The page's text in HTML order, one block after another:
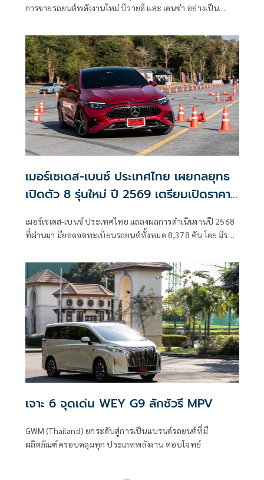
การขายรถยนต์พลังงานใหม่ บีวายดี และ เดนซ่า อย่างเป็น
เมอร์เซเดส-เบนซ์ ประเทศไทย เผยกลยุทธ
เปิดตัว 8 รุ่นใหม่ ปี 2569 เตรียมเปิดราคา
เมอร์เซเดส-เบนซ์ ประเทศไทย แถลงผลการดำเนินงานปี 2568
ที่ผ่านมา มียอดจดทะเบียนรถยนต์ทั้งหมด 8,378 คัน โดย มีรถ
เจาะ 6 จุดเด่น WEY G9 ลักชัวรี MPV
GWM (Thailand) ยกระดับสู่การเป็นแบรนด์รถยนต์ที่มี
ผลิตภัณฑ์ครอบคลุมทุก ประเภทพลังงาน ตอบโจทย์